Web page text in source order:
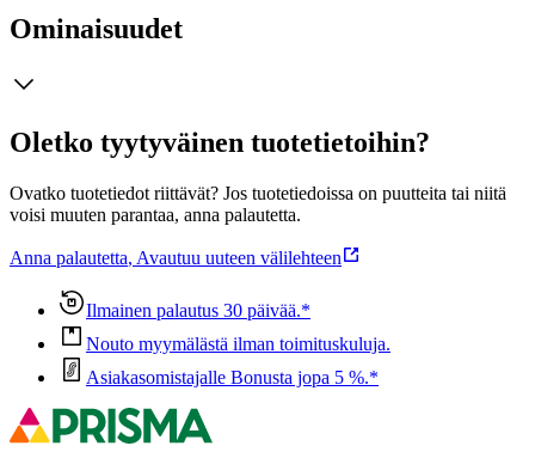
Ominaisuudet
Oletko tyytyväinen tuotetietoihin?
Ovatko tuotetiedot riittävät? Jos tuotetiedoissa on puutteita tai niitä
voisi muuten parantaa, anna palautetta.
Anna palautetta, Avautuu uuteen välilehteen
Ilmainen palautus 30 päivää.*
Nouto myymälästä ilman toimituskuluja.
Asiakasomistajalle Bonusta jopa 5 %.*